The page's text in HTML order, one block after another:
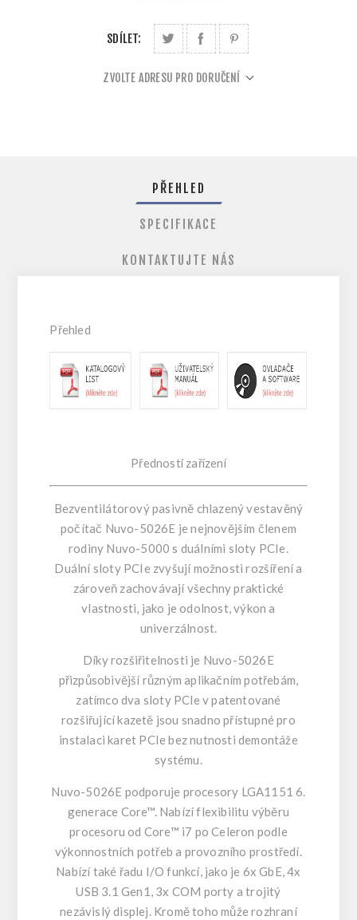
SDÍLET:
ZVOLTE ADRESU PRO DORUČENÍ
PŘEHLED
SPECIFIKACE
KONTAKTUJTE NÁS
Přehled
Přednosti zařízení
Bezventilátorový pasivně chlazený vestavěný
počítač Nuvo-5026E je nejnovějším členem
rodiny Nuvo-5000 s duálními sloty PCIe.
Duální sloty PCIe zvyšují možnosti rozšíření a
zároveň zachovávají všechny praktické
vlastnosti, jako je odolnost, výkon a
univerzálnost.
Díky rozšiřitelnosti je Nuvo-5026E
přizpůsobivější různým aplikačním potřebám,
zatímco dva sloty PCle v patentované
rozšiřující kazetě jsou snadno přístupné pro
instalaci karet PCIe bez nutnosti demontáže
systému.
Nuvo-5026E podporuje procesory LGA1151 6.
generace Core™. Nabízí flexibilitu výběru
procesoru od Core™ i7 po Celeron podle
výkonnostních potřeb a provozního prostředí.
Nabízí také řadu I/O funkcí, jako je 6x GbE, 4x
USB 3.1 Gen1, 3x COM porty a trojitý
nezávislý displej. Kromě toho může rozhraní